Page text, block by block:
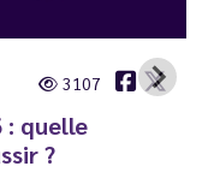
3107
: quelle
?